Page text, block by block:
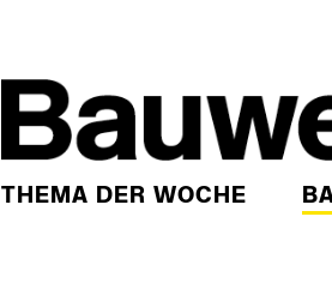
THEMA DER WOCHE